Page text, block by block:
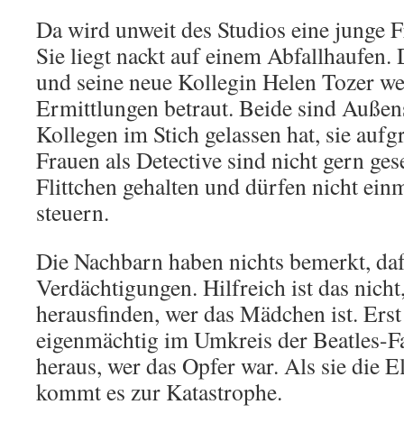
Da wird unweit des Studios eine junge
Sie liegt nackt auf einem Abfallhaufen.
und seine neue Kollegin Helen Tozer
Ermittlungen betraut. Beide sind
Kollegen im Stich gelassen hat, sie
Frauen als Detective sind nicht gern
Flittchen gehalten und dürfen nicht
steuern.
Die Nachbarn haben nichts bemerkt,
Verdächtigungen. Hilfreich ist das
herausfinden, wer das Mädchen ist.
eigenmächtig im Umkreis der Beatles-
heraus, wer das Opfer war. Als sie die
kommt es zur Katastrophe.